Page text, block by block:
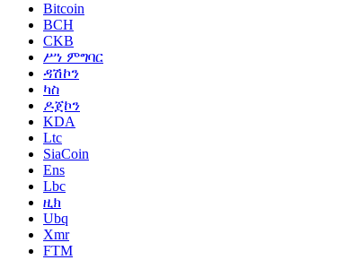
Bitcoin
BCH
CKB
ሥነ ምግባር
ዳሽኮን
ካስ
ዶጀኮን
KDA
Ltc
SiaCoin
Ens
Lbc
ዚክ
Ubq
Xmr
FTM